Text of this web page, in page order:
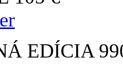
EDÍCIA